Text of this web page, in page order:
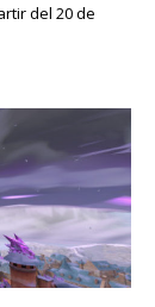
del 20 de